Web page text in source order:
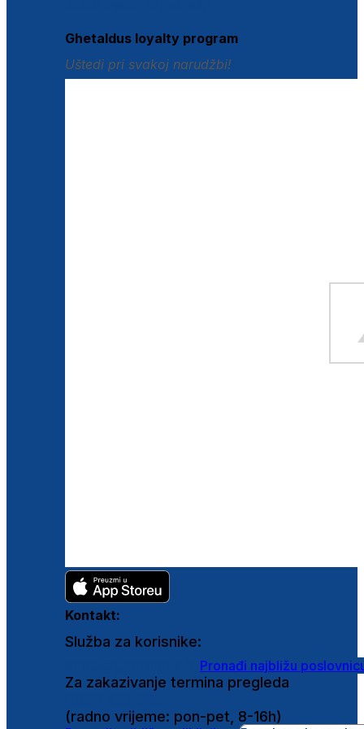
Ghetaldus loyalty program
Uštedi pri svakoj narudžbi!
Kontakt:
Služba za korisnike:
Pronađi najbližu
Za zakazivanje termina pregleda
(radno vrijeme: pon-pet, 8-16h)